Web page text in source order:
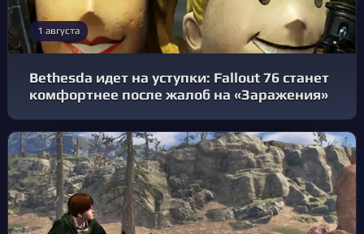
1 августа
Bethesda идет на уступки: Fallout 76 станет
комфортнее после жалоб на «Заражения»